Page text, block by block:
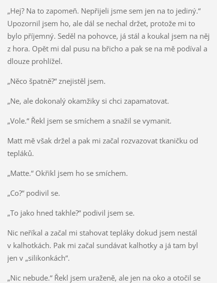
„Hej? Na to zapomeň. Nepřijeli jsme sem jen na to jediný.“
Upozornil jsem ho, ale dál se nechal držet, protože mi to
bylo příjemný. Seděl na pohovce, já stál a koukal jsem na něj
z hora. Opět mi dal pusu na břicho a pak se na mě podíval a
dlouze prohlížel.
„Něco špatně?“ znejistěl jsem.
„Ne, ale dokonalý okamžiky si chci zapamatovat.
„Vole.“ Řekl jsem se smíchem a snažil se vymanit.
Matt mě však držel a pak mi začal rozvazovat tkaničku od
tepláků.
„Matte.“ Okřikl jsem ho se smíchem.
„Co?“ podivil se.
„To jako hned takhle?“ podivil jsem se.
Nic neříkal a začal mi stahovat tepláky dokud jsem nestál
v kalhotkách. Pak mi začal sundávat kalhotky a já tam byl
jen v „silikonkách“.
„Nic nebude.“ Řekl jsem uraženě, ale jen na oko a otočil se